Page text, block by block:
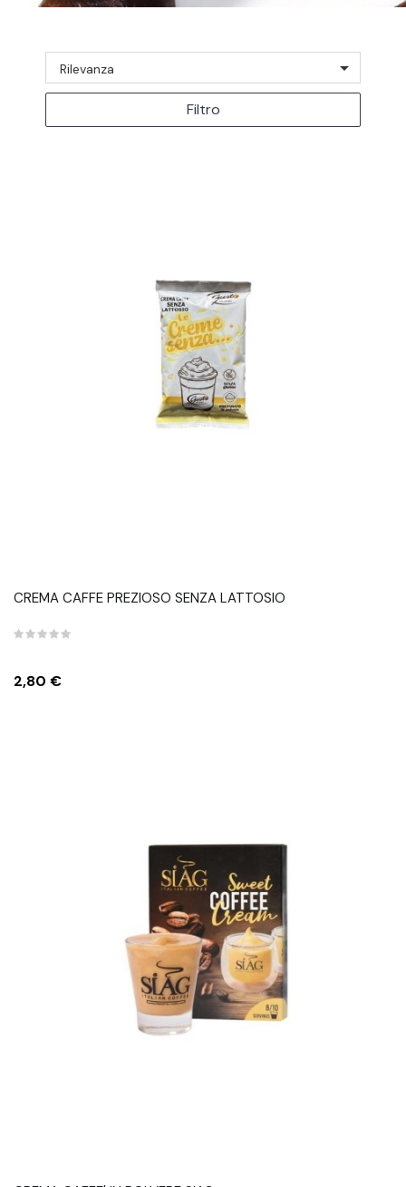
Rilevanza 
Filtro
CREMA CAFFE PREZIOSO SENZA LATTOSIO
Prezzo
2,80 €